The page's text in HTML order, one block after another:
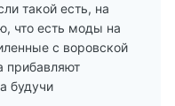
такой есть, на
что есть моды на
с воровской
прибавляют
будучи